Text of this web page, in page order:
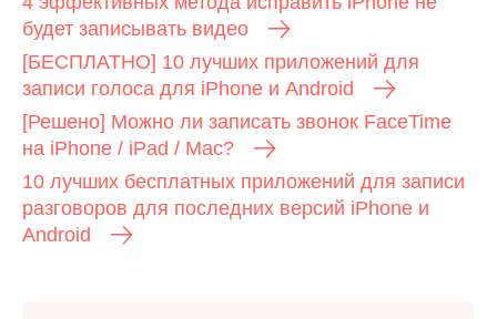
будет записывать видео
[БЕСПЛАТНО] 10 лучших приложений для
записи голоса для iPhone и Android
[Решено] Можно ли записать звонок FaceTime
на iPhone / iPad / Mac?
10 лучших бесплатных приложений для записи
разговоров для последних версий iPhone и
Android